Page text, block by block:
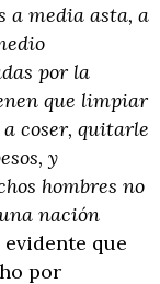
a media asta, a
por la
que limpiar
coser, quitarle
y
hombres no
nación
evidente que
por